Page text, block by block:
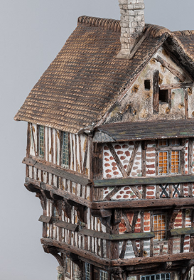
LA COLLECTION